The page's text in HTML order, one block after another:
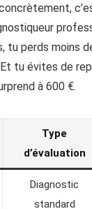
tu perds moins
tu évites de
à 600 €.
Type
d’évaluation
Diagnostic
standard